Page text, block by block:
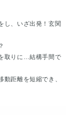
し、いざ出発！玄関
取りに…結構手間で
距離を短縮でき、